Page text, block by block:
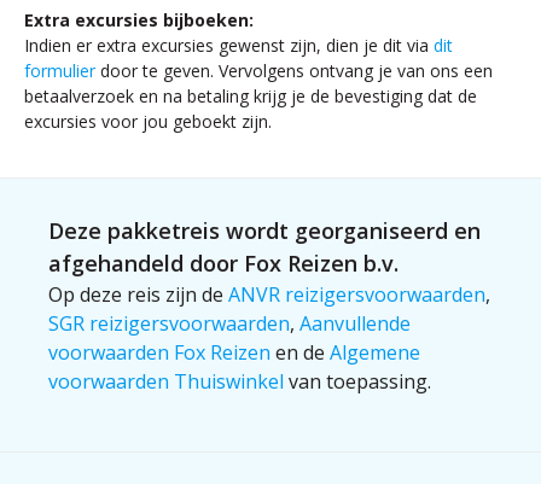
je weg naar het
iconische
amfitheater van
Romeinse
architectuur.
Het levendige
stad Sousse,
waar je kunt
ronddwalen in
natuur, cultuur
en charme.
en wijngaarden,
en bewonder
traditionele
ambachten in
kleine dorpen.
Van de
Extra excursies bijboeken:
Indien er extra excursies gewenst zijn, dien je dit via dit
formulierdoor te geven. Vervolgens ontvang je van ons een
betaalverzoek en na betaling krijg je de bevestiging dat de
excursies voor jou geboekt zijn.
Deze pakketreis wordt georganiseerd en
afgehandeld door Fox Reizen b.v.
Op deze reis zijn de ANVR reizigersvoorwaarden,
SGR reizigersvoorwaarden, Aanvullende
voorwaarden Fox Reizen en de Algemene
voorwaarden Thuiswinkel van toepassing.